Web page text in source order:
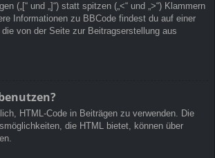
(„[“ und „]“) statt spitzen („<“ und „>“) Klammern
Informationen zu BBCode findest du auf einer
von der Seite zur Beitragserstellung aus
HTML-Code in Beiträgen zu verwenden. Die
die HTML bietet, können über